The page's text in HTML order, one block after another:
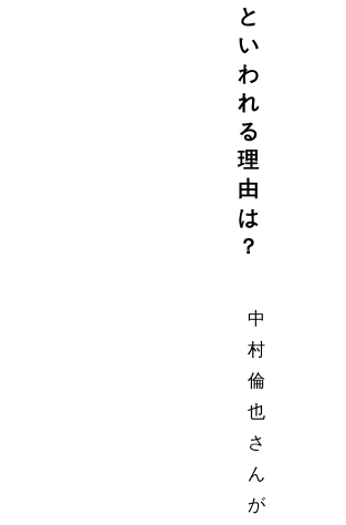
と
い
わ
れ
る
理
由
は
？
中
村
倫
也
さ
ん
が